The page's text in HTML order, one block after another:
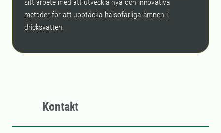
sitt arbete med att utveckla nya och innovativa
metoder för att upptäcka hälsofarliga ämnen i
dricksvatten.
Kontakt